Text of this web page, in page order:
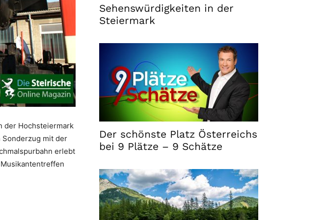
der Hochsteiermark
Sonderzug mit der
erlebt
Sehenswürdigkeiten in der
Steiermark
Der schönste Platz Österreichs
bei 9 Plätze – 9 Schätze